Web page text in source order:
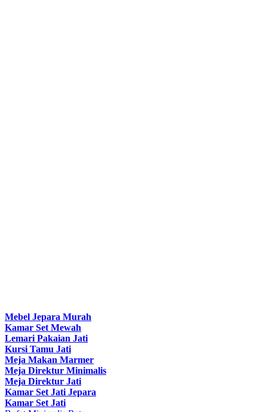
Mebel Jepara Murah
Kamar Set Mewah
Lemari Pakaian Jati
Kursi Tamu Jati
Meja Makan Marmer
Meja Direktur Minimalis
Meja Direktur Jati
Kamar Set Jati Jepara
Kamar Set Jati